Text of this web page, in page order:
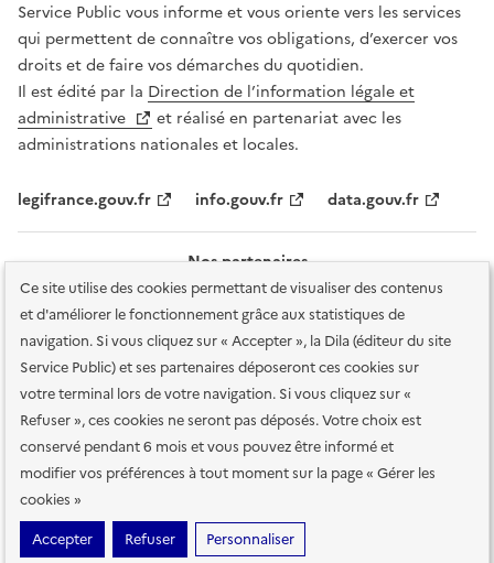
Ce site utilise des cookies permettant de visualiser des contenus
et d'améliorer le fonctionnement grâce aux statistiques de
navigation. Si vous cliquez sur « Accepter », la Dila (éditeur du site
Service Public) et ses partenaires déposeront ces cookies sur
votre terminal lors de votre navigation. Si vous cliquez sur «
Refuser », ces cookies ne seront pas déposés. Votre choix est
conservé pendant 6 mois et vous pouvez être informé et
modifier vos préférences à tout moment sur la page « Gérer les
cookies »
Accepter
Refuser Personnaliser
Service Public vous informe et vous oriente vers les services
qui permettent de connaître vos obligations, d’exercer vos
droits et de faire vos démarches du quotidien.
Il est édité par la Direction de l’information légale et
administrative
et réalisé en partenariat avec les
administrations nationales et locales.
legifrance.gouv.fr info.gouv.fr data.gouv.fr
Nos partenaires
Plan du site Accessibilité : totalement conforme
Accessibilité des
services en ligne Mentions légales Données personnelles et sécurité
Conditions générales d'utilisation Gestion des cookies
Sauf mention contraire, tous les contenus de ce site sont sous
etalab-2.0